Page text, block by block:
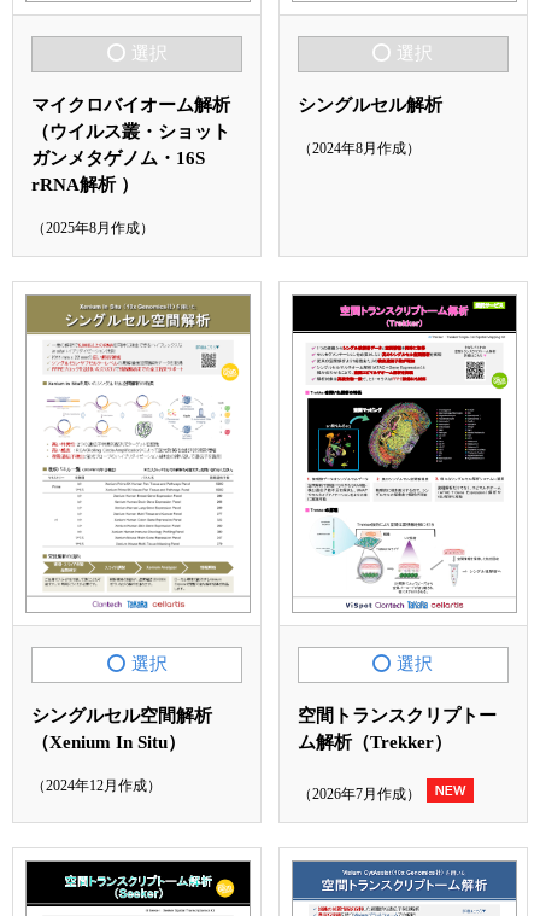
選択
マイクロバイオーム解析
（ウイルス叢・ショット
ガンメタゲノム・16S
rRNA解析 ）
（2025年8月作成）
選択
シングルセル解析
（2024年8月作成）
選択
シングルセル空間解析
（Xenium In Situ）
（2024年12月作成）
選択
空間トランスクリプトー
ム解析（Trekker）
（2026年7月作成）